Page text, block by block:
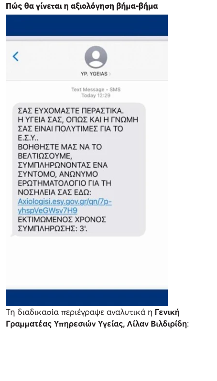
Πώς θα γίνεται η αξιολόγηση βήμα-βήμα
Τη διαδικασία περιέγραψε αναλυτικά η Γενική
Γραμματέας Υπηρεσιών Υγείας, Λίλαν Βιλδιρίδη: